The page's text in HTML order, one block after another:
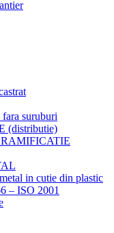
suruburi
(distributie)
in cutie din plastic
– ISO 2001